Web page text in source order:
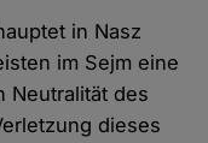
in Nasz
im Sejm eine
Neutralität des
dieses